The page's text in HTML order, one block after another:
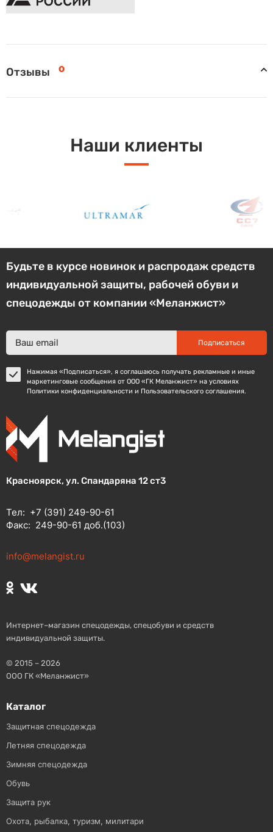
Отзывы 0
Наши клиенты
Будьте в курсе новинок и распродаж средств
индивидуальной защиты, рабочей обуви и
спецодежды от компании «Меланжист»
Подписаться
Нажимая «Подписаться», я соглашаюсь получать рекламные и иные
маркетинговые сообщения от ООО «ГК Меланжист» на условиях
Политики конфиденциальности и Пользовательского соглашения.
Красноярск, ул. Спандаряна 12 ст3
Тел: +7 (391) 249-90-61
Факс: 249-90-61 доб.(103)
info@melangist.ru
Интернет–магазин спецодежды, спецобуви и средств
индивидуальной защиты.
© 2015 – 2026
ООО ГК «Меланжист»
Каталог
Защитная спецодежда
Летняя спецодежда
Зимняя спецодежда
Обувь
Защита рук
Охота, рыбалка, туризм, милитари